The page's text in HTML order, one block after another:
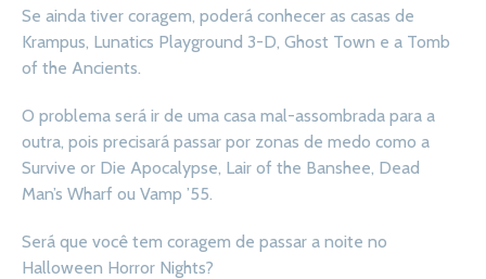
Se ainda tiver coragem, poderá conhecer as casas de
Krampus, Lunatics Playground 3-D, Ghost Town e a Tomb
of the Ancients.
O problema será ir de uma casa mal-assombrada para a
outra, pois precisará passar por zonas de medo como a
Survive or Die Apocalypse, Lair of the Banshee, Dead
Man’s Wharf ou Vamp ’55.
Será que você tem coragem de passar a noite no
Halloween Horror Nights?